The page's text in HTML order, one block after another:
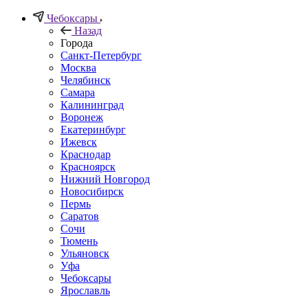
Чебоксары
Назад
Города
Санкт-Петербург
Москва
Челябинск
Самара
Калининград
Воронеж
Екатеринбург
Ижевск
Краснодар
Красноярск
Нижний Новгород
Новосибирск
Пермь
Саратов
Сочи
Тюмень
Ульяновск
Уфа
Чебоксары
Ярославль